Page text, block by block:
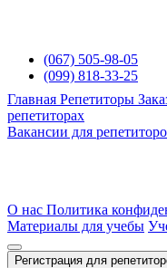
(067) 505-98-05
(099) 818-33-25
Главная Репетиторы
репетиторах
Вакансии для
О нас Политика
Материалы для учебы
Регистрация для